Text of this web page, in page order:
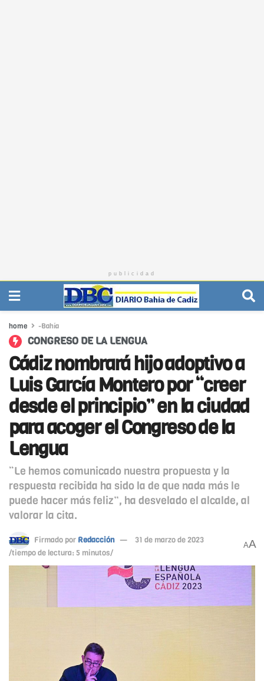
publicidad
home -Bahía
CONGRESO DE LA LENGUA
Cádiz nombrará hijo adoptivo a
Luis García Montero por “creer
desde el principio” en la ciudad
para acoger el Congreso de la
Lengua
“Le hemos comunicado nuestra propuesta y la
respuesta recibida ha sido la de que nada más le
puede hacer más feliz”, ha desvelado el alcalde, al
valorar la cita.
Firmado por Redacción
31 de marzo de 2023
/tiempo de lectura: 5 minutos/
AA